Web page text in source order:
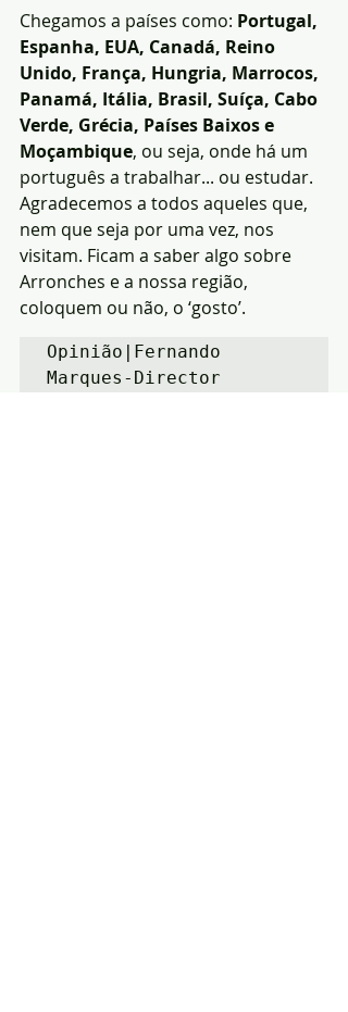
Chegamos a países como: Portugal,
Espanha, EUA, Canadá, Reino
Unido, França, Hungria, Marrocos,
Panamá, Itália, Brasil, Suíça, Cabo
Verde, Grécia, Países Baixos e
Moçambique, ou seja, onde há um
português a trabalhar... ou estudar.
Agradecemos a todos aqueles que,
nem que seja por uma vez, nos
visitam. Ficam a saber algo sobre
Arronches e a nossa região,
coloquem ou não, o ‘gosto’.
Opinião|Fernando
Marques-Director